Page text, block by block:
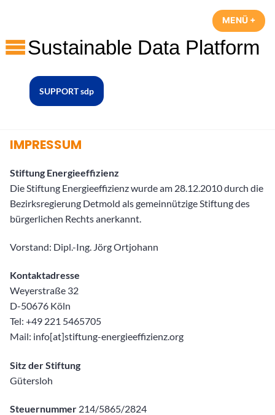
springen
sustainable data platform
MENÜ +
SUPPORT sdp
IMPRESSUM
Stiftung Energieeffizienz
Die Stiftung Energieeffizienz wurde am 28.12.2010 durch die
Bezirksregierung Detmold als gemeinnützige Stiftung des
bürgerlichen Rechts anerkannt.
Vorstand: Dipl.-Ing. Jörg Ortjohann
Kontaktadresse
Weyerstraße 32
D-50676 Köln
Tel: +49 221 5465705
Mail: info[at]stiftung-energieeffizienz.org
Sitz der Stiftung
Gütersloh
Steuernummer 214/5865/2824